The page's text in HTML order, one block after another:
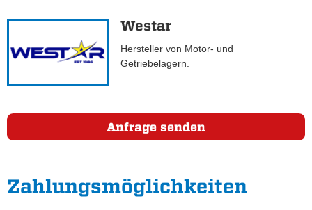
Westar
Hersteller von Motor- und
Getriebelagern.
Anfrage senden
Zahlungs­möglichkeiten